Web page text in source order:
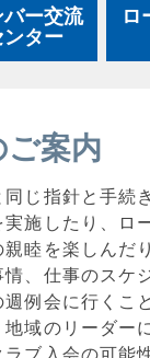
ー交流
ンター
ロ
案内
じ指針と手続
実施したり、ロ
親睦を楽しん
、仕事のスケ
例会に行くこ
域のリーダー